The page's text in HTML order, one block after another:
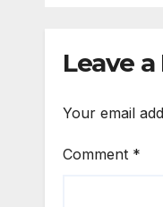
Leave a
Your email
Comment *